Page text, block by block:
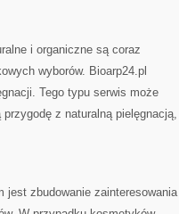
i organiczne są coraz
wyborów. Bioarp24.pl
Tego typu serwis może
z naturalną pielęgnacją,
jest zbudowanie zainteresowania